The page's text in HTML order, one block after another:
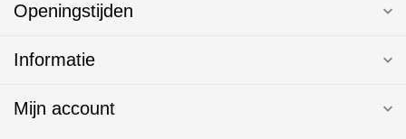
Openingstijden
Informatie
Mijn account